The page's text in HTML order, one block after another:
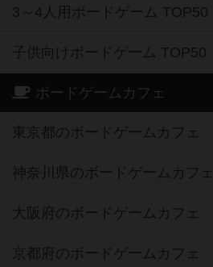
3～4人用ボードゲーム TOP50
子供向けボードゲーム TOP50
ボードゲームカフェ
東京都のボードゲームカフェ
神奈川県のボードゲームカフェ
大阪府のボードゲームカフェ
京都府のボードゲームカフェ